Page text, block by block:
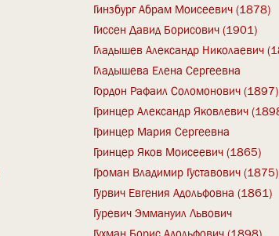
Гинзбург Абрам Моисеевич (1878)
Гиссен Давид Борисович (1901)
Гладышев Александр Николаевич
Гладышева Елена Сергеевна
Гордон Рафаил Соломонович (1897)
Гринцер Александр Яковлевич
Гринцер Мария Сергеевна
Гринцер Яков Моисеевич (1865)
Громан Владимир Густавович (1875)
Гурвич Евгения Адольфовна (1861)
Гуревич Эммануил Львович